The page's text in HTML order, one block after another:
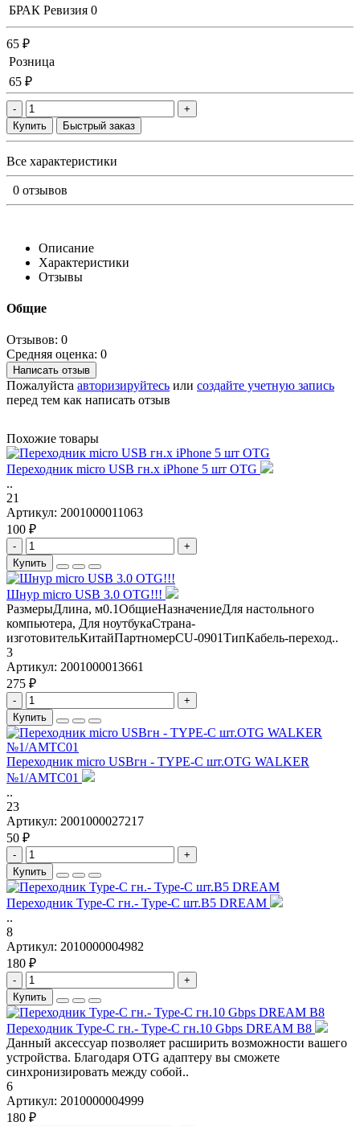
БРАК Ревизия 0
65 ₽
Розница
65 ₽
-
+
Купить
Быстрый заказ
Все характеристики
0 отзывов
Описание
Характеристики
Отзывы
Общие
Отзывов: 0
Средняя оценка: 0
Написать отзыв
Пожалуйста авторизируйтесь или создайте учетную запись
перед тем как написать отзыв
Похожие товары
Переходник micro USB гн.х iPhone 5 шт OTG
..
21
Артикул: 2001000011063
100 ₽
-
+
Купить
Шнур micro USB 3.0 OTG!!!
РазмерыДлина, м0.1ОбщиеНазначениеДля настольного
компьютера, Для ноутбукаСтрана-
изготовительКитайПартномерCU-0901ТипКабель-переход..
3
Артикул: 2001000013661
275 ₽
-
+
Купить
Переходник micro USBгн - TYPE-C шт.OTG WALKER
№1/AMTC01
..
23
Артикул: 2001000027217
50 ₽
-
+
Купить
Переходник Type-C гн.- Type-C шт.B5 DREAM
..
8
Артикул: 2010000004982
180 ₽
-
+
Купить
Переходник Type-C гн.- Type-C гн.10 Gbps DREAM B8
Данный аксессуар позволяет расширить возможности вашего
устройства. Благодаря OTG адаптеру вы сможете
синхронизировать между собой..
6
Артикул: 2010000004999
180 ₽